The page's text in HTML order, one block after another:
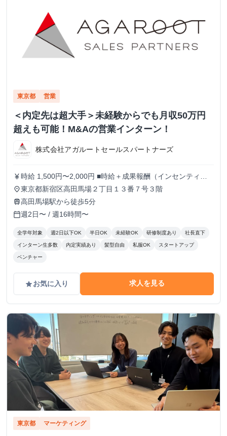
東京都 営業
＜内定先は超大手＞未経験からでも月収50万円
超えも可能！M&Aの営業インターン！
株式会社アガルートセールスパートナーズ
currency_yen 時給 1,500円〜2,000円 ■時給＋成果報酬（インセンティ
ブ）制度 現在最高時給2000円。 また、アポイント獲得1件
毎に5,000〜20,000円を支給いたします。 上限はないため結
果を出した分だけ還元されます！ ※時給や成果報酬は役職
や在籍期間に応じて変動
place東京都新宿区高田馬場２丁目１３番７号３階
train高田馬場駅から徒歩5分
calendar_today週2日〜 / 週16時間〜
全学年対象 週2日以下OK 半日OK 未経験OK 研修制度あり 社長直下
インターン生多数 内定実績あり 髪型自由 私服OK スタートアップ
ベンチャー
gradeお気に入り 求人を見る
東京都 マーケティング